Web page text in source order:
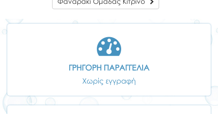
ΓΡΗΓΟΡΗ ΠΑΡΑΓΓΕΛΙΑ
Χωρίς εγγραφή